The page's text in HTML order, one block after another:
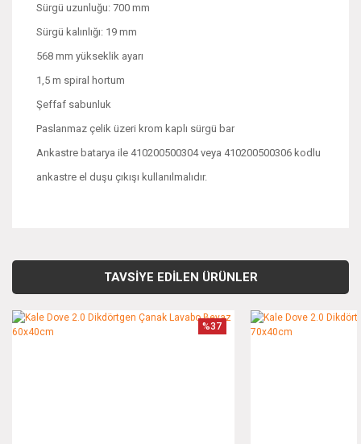
Sürgü uzunluğu: 700 mm
Sürgü kalınlığı: 19 mm
568 mm yükseklik ayarı
1,5 m spiral hortum
Şeffaf sabunluk
Paslanmaz çelik üzeri krom kaplı sürgü bar
Ankastre batarya ile 410200500304 veya 410200500306 kodlu
ankastre el duşu çıkışı kullanılmalıdır.
kullanarak tarafımıza iletebilirsiniz.
TAVSİYE EDİLEN ÜRÜNLER
%37